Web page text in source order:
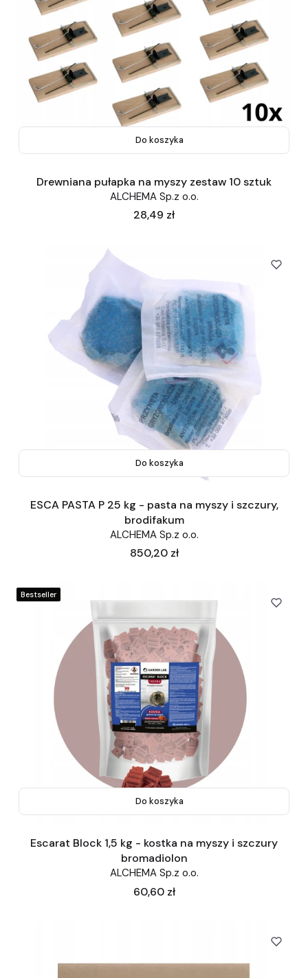
Do koszyka
Drewniana pułapka na myszy zestaw 10 sztuk
ALCHEMA Sp.z o.o.
Cena
28,49 zł
Do koszyka
ESCA PASTA P 25 kg - pasta na myszy i szczury,
brodifakum
ALCHEMA Sp.z o.o.
Cena
850,20 zł
Bestseller
Do koszyka
Escarat Block 1,5 kg - kostka na myszy i szczury
bromadiolon
ALCHEMA Sp.z o.o.
Cena
60,60 zł